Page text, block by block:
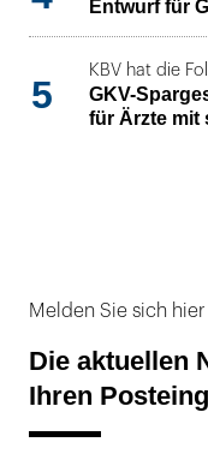
Entwurf für
5
KBV hat die
GKV-
für Ärzte mit
Melden Sie sich
Die aktuellen
Ihren